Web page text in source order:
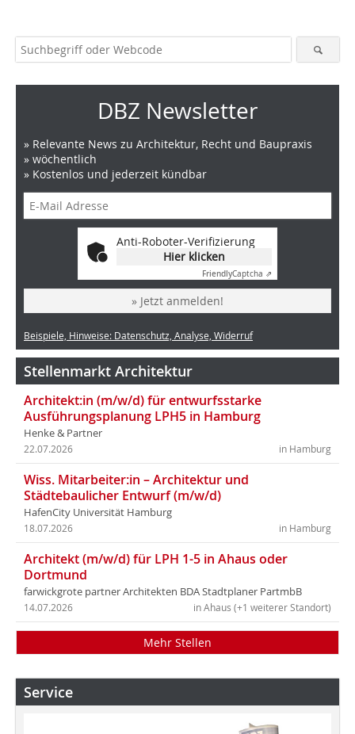
DBZ Newsletter
» Relevante News zu Architektur, Recht und Baupraxis
» wöchentlich
» Kostenlos und jederzeit kündbar
Anti-Roboter-Verifizierung
Hier klicken
FriendlyCaptcha ⇗
» Jetzt anmelden!
Beispiele, Hinweise: Datenschutz, Analyse, Widerruf
Stellenmarkt Architektur
Architekt:in (m/w/d) für entwurfsstarke
Ausführungsplanung LPH5 in Hamburg
Henke & Partner
in Hamburg
22.07.2026
Wiss. Mitarbeiter:in – Architektur und
Städtebaulicher Entwurf (m/w/d)
HafenCity Universität Hamburg
in Hamburg
18.07.2026
Architekt (m/w/d) für LPH 1-5 in Ahaus oder
Dortmund
farwickgrote partner Architekten BDA Stadtplaner PartmbB
in Ahaus (+1 weiterer Standort)
14.07.2026
Mehr Stellen
Service